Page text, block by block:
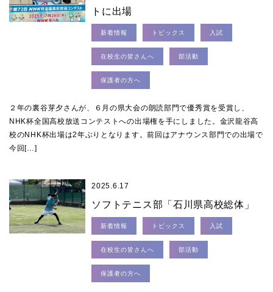
トに出場
新着情報 トピックス 入試
在校生の皆さんへ 部活動
保護者の方へ
２年の裏谷芽夕さんが、６月の県大会の朗読部門で優秀賞を受賞し、
NHK杯全国高校放送コンテストへの出場権を手にしました。金沢龍谷高
校のNHK杯出場は2年ぶりとなります。前回はアナウンス部門での出場で
今回[…]
2025.6.17
ソフトテニス部「石川県高校総体」
新着情報 トピックス 入試
在校生の皆さんへ 部活動
保護者の方へ